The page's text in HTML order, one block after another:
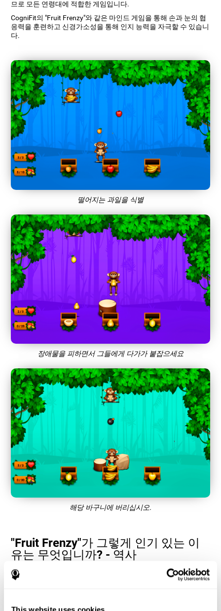
This website uses cookies
므로 모든 연령대에 적합한 게임입니다.
CogniFit의 "Fruit Frenzy"와 같은 마인드 게임을 통해 손과 눈의 협
응력을 훈련하고 신경가소성을 통해 인지 능력을 자극할 수 있습니
다.
떨어지는 과일을 식별
장애물을 피하면서 그들에게 다가가 붙잡으세요
해당 바구니에 버리십시오.
"Fruit Frenzy"가 그렇게 인기 있는 이
유는 무엇입니까? - 역사
"Fruit Frenzy"와 같은 시각 인식 및 손과 눈의 협응 게임은 사용자가
인지 자원을 관리하여 성능을 최적화하는 데 도움이 됩니다. 이것